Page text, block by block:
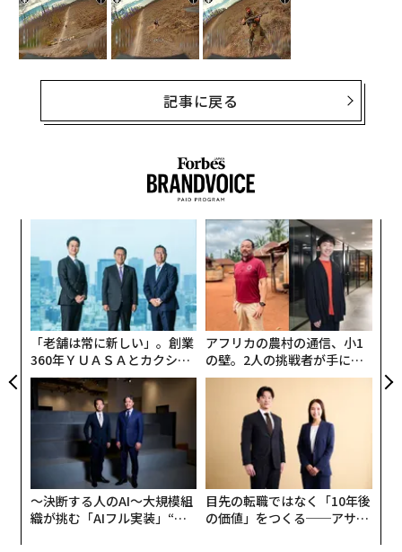
記事に戻る
「老舗は常に新しい」。創業
360年ＹＵＡＳＡとカクシン
CEO田尻望が語る、AIを超え
る人の価値
アフリカの農村の通信、小1
の壁。2人の挑戦者が手にし
た「次なる武器」
〜決断する人のAI〜大規模組
織が挑む「AIフル実装」“使
目先の転職ではなく「10年後
の価値」をつくる──アサイ